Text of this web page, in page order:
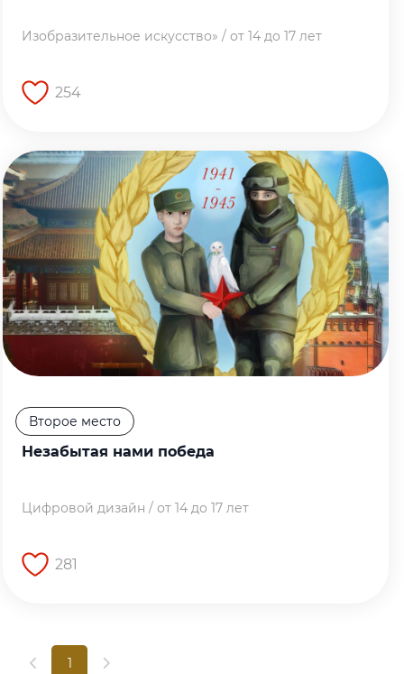
Изобразительное искусство» / от 14 до 17 лет
254
Второе место
Незабытая нами победа
Цифровой дизайн / от 14 до 17 лет
281
1